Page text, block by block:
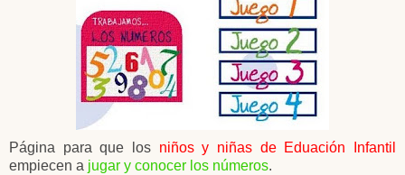
Página para que los niños y niñas de Eduación Infantil
empiecen a jugar y conocer los números.